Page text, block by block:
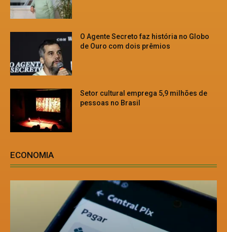
O Agente Secreto faz história no Globo
de Ouro com dois prêmios
Setor cultural emprega 5,9 milhões de
pessoas no Brasil
ECONOMIA